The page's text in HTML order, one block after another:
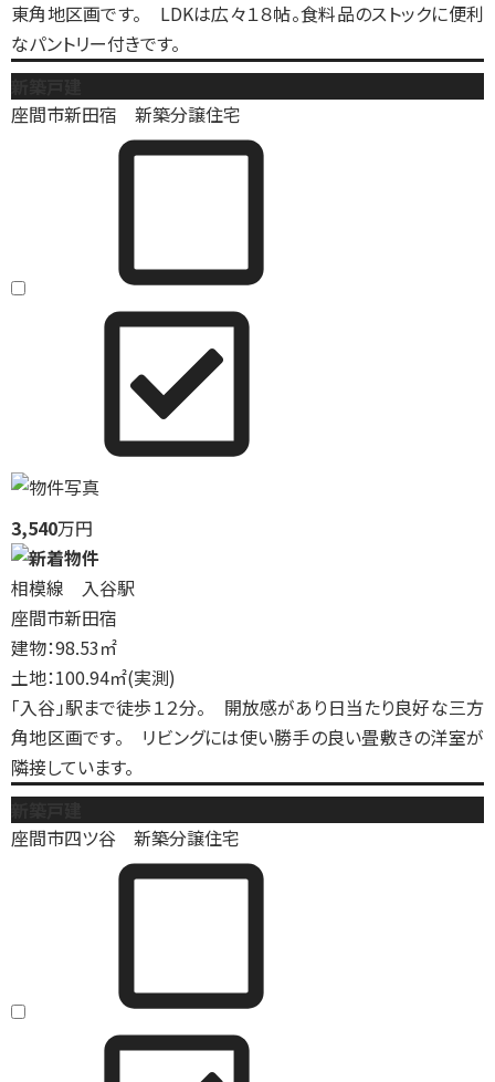
東角地区画です。 LDKは広々１８帖。食料品のストックに便利
なパントリー付きです。
座間市新田宿 新築分譲住宅
3,540万円
相模線 入谷駅
座間市新田宿
建物：98.53㎡
土地：100.94㎡(実測)
「入谷」駅まで徒歩１２分。 開放感があり日当たり良好な三方
角地区画です。 リビングには使い勝手の良い畳敷きの洋室が
隣接しています。
座間市四ツ谷 新築分譲住宅